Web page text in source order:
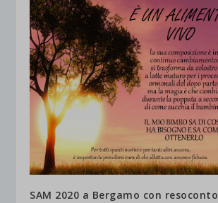
SAM 2020 a Bergamo con resoconto